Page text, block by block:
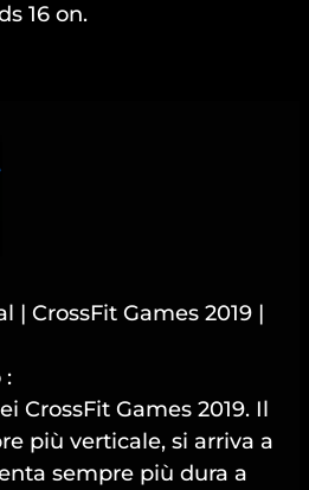
16 on.
| CrossFit Games 2019 |
:
CrossFit Games 2019. Il
più verticale, si arriva a
sempre più dura a